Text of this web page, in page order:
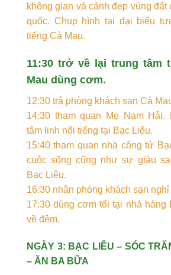
không gian và cảnh đẹp vùng đất
quốc. Chụp hình tại đại biểu
tiếng Cà Mau.
11:30 trở về lại trung tâm
Mau dùng cơm.
12:30 trả phòng khách sạn Cà
14:30 tham quan Mẹ Nam Hải.
tâm linh nổi tiếng tại Bạc Liêu.
15:40 tham quan nhà công tử
cuộc sống cũng như sự giàu
Bạc Liêu.
16:30 nhận phòng khách sạn
17:30 dùng cơm tối tại nhà hàng
về đêm.
NGÀY 3: BẠC LIÊU – SÓC
– ĂN BA BỮA